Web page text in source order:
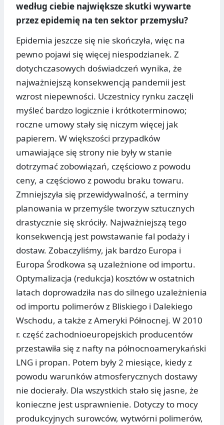
według ciebie największe skutki wywarte
przez epidemię na ten sektor przemysłu?
Epidemia jeszcze się nie skończyła, więc na
pewno pojawi się więcej niespodzianek. Z
dotychczasowych doświadczeń wynika, że
najważniejszą konsekwencją pandemii jest
wzrost niepewności. Uczestnicy rynku zaczęli
myśleć bardzo logicznie i krótkoterminowo;
roczne umowy stały się niczym więcej jak
papierem. W większości przypadków
umawiające się strony nie były w stanie
dotrzymać zobowiązań, częściowo z powodu
ceny, a częściowo z powodu braku towaru.
Zmniejszyła się przewidywalność, a terminy
planowania w przemyśle tworzyw sztucznych
drastycznie się skróciły. Najważniejszą tego
konsekwencją jest powstawanie fal podaży i
dostaw. Zobaczyliśmy, jak bardzo Europa i
Europa Środkowa są uzależnione od importu.
Optymalizacja (redukcja) kosztów w ostatnich
latach doprowadziła nas do silnego uzależnienia
od importu polimerów z Bliskiego i Dalekiego
Wschodu, a także z Ameryki Północnej. W 2010
r. część zachodnioeuropejskich producentów
przestawiła się z nafty na północnoamerykański
LNG i propan. Potem były 2 miesiące, kiedy z
powodu warunków atmosferycznych dostawy
nie docierały. Dla wszystkich stało się jasne, że
konieczne jest usprawnienie. Dotyczy to mocy
produkcyjnych surowców, wytwórni polimerów,